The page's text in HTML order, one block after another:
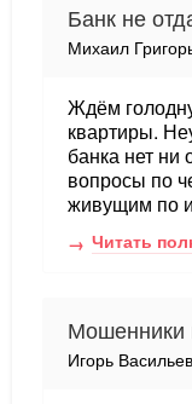
Банк не
Михаил
Ждём
квартиры.
банка нет ни
вопросы по
живущим по
Читать
Мошенники
Игорь